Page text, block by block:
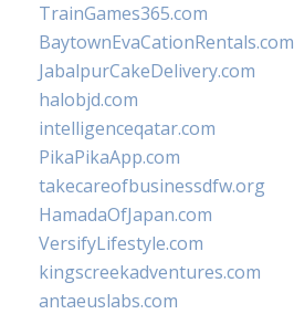
TrainGames365.com
BaytownEvaCationRentals.com
JabalpurCakeDelivery.com
halobjd.com
intelligenceqatar.com
PikaPikaApp.com
takecareofbusinessdfw.org
HamadaOfJapan.com
VersifyLifestyle.com
kingscreekadventures.com
antaeuslabs.com